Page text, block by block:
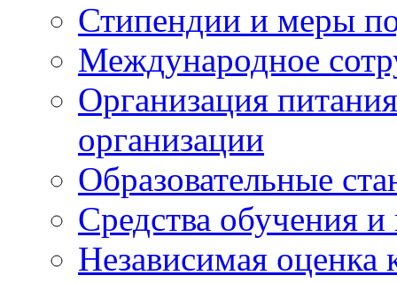
Стипендии и меры
Международное
Организация
организации
Образовательные
Средства обучения и
Независимая оценка